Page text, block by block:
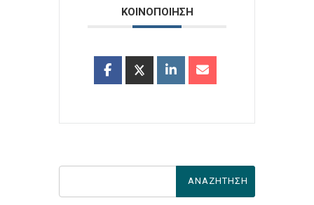
ΚΟΙΝΟΠΟΙΗΣΗ